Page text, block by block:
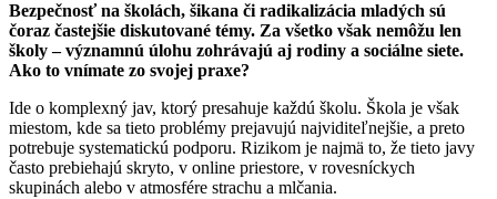
Bezpečnosť na školách, šikana či radikalizácia mladých sú
čoraz častejšie diskutované témy. Za všetko však nemôžu len
školy – významnú úlohu zohrávajú aj rodiny a sociálne siete.
Ako to vnímate zo svojej praxe?
Ide o komplexný jav, ktorý presahuje každú školu. Škola je však
miestom, kde sa tieto problémy prejavujú najviditeľnejšie, a preto
potrebuje systematickú podporu. Rizikom je najmä to, že tieto javy
často prebiehajú skryto, v online priestore, v rovesníckych
skupinách alebo v atmosfére strachu a mlčania.